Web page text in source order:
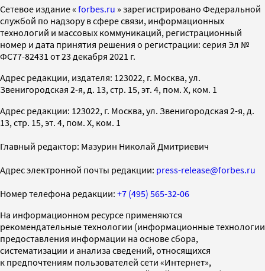
Cетевое издание « forbes.ru » зарегистрировано Федеральной
службой по надзору в сфере связи, информационных
технологий и массовых коммуникаций, регистрационный
номер и дата принятия решения о регистрации: серия Эл №
ФС77-82431 от 23 декабря 2021 г.
Адрес редакции, издателя: 123022, г. Москва, ул.
Звенигородская 2-я, д. 13, стр. 15, эт. 4, пом. X, ком. 1
Адрес редакции: 123022, г. Москва, ул. Звенигородская 2-я, д.
13, стр. 15, эт. 4, пом. X, ком. 1
Главный редактор: Мазурин Николай Дмитриевич
Адрес электронной почты редакции: press-release@forbes.ru
Номер телефона редакции: +7 (495) 565-32-06
На информационном ресурсе применяются
рекомендательные технологии (информационные технологии
предоставления информации на основе сбора,
систематизации и анализа сведений, относящихся
к предпочтениям пользователей сети «Интернет»,